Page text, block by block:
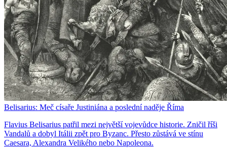
Belisarius: Meč císaře Justiniána a poslední naděje Říma
Flavius Belisarius patřil mezi největší vojevůdce historie. Zničil říši
Vandalů a dobyl Itálii zpět pro Byzanc. Přesto zůstává ve stínu
Caesara, Alexandra Velikého nebo Napoleona.